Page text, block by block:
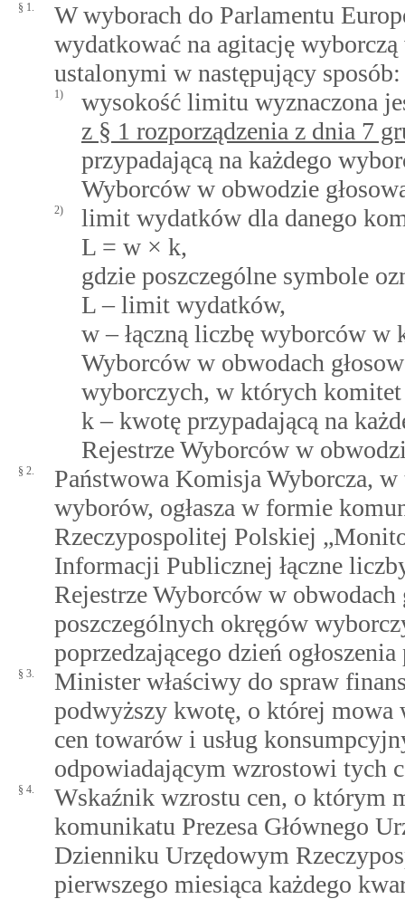
§ 1.
W wyborach do Parlamentu
wydatkować na agitację
ustalonymi w następujący sposób:
1)
wysokość limitu wyznaczona
z § 1 rozporządzenia z dnia 7
przypadającą na każdego
Wyborców w obwodzie
2)
limit wydatków dla danego
L = w × k,
gdzie poszczególne symbole
L – limit wydatków,
w – łączną liczbę wyborców
Wyborców w obwodach
wyborczych, w których
k – kwotę przypadającą na
Rejestrze Wyborców w
§ 2.
Państwowa Komisja Wyborcza,
wyborów, ogłasza w formie
Rzeczypospolitej Polskiej
Informacji Publicznej łączne
Rejestrze Wyborców w obwodach
poszczególnych okręgów
poprzedzającego dzień
§ 3.
Minister właściwy do spraw
podwyższy kwotę, o której
cen towarów i usług
odpowiadającym wzrostowi tych
§ 4.
Wskaźnik wzrostu cen, o którym
komunikatu Prezesa Głównego
Dzienniku Urzędowym
pierwszego miesiąca każdego